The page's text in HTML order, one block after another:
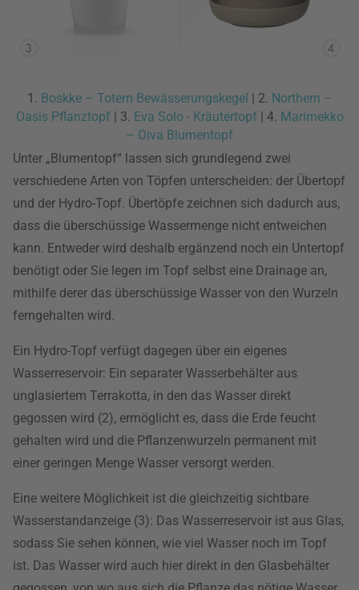
1. Boskke – Totem Bewässerungskegel | 2. Northern –
Oasis Pflanztopf| 3. Eva Solo - Kräutertopf| 4. Marimekko
– Oiva Blumentopf
Unter „Blumentopf“ lassen sich grundlegend zwei
verschiedene Arten von Töpfen unterscheiden: der Übertopf
und der Hydro-Topf. Übertöpfe zeichnen sich dadurch aus,
dass die überschüssige Wassermenge nicht entweichen
kann. Entweder wird deshalb ergänzend noch ein Untertopf
benötigt oder Sie legen im Topf selbst eine Drainage an,
mithilfe derer das überschüssige Wasser von den Wurzeln
ferngehalten wird.
Ein Hydro-Topf verfügt dagegen über ein eigenes
Wasserreservoir: Ein separater Wasserbehälter aus
unglasiertem Terrakotta, in den das Wasser direkt
gegossen wird (2), ermöglicht es, dass die Erde feucht
gehalten wird und die Pflanzenwurzeln permanent mit
einer geringen Menge Wasser versorgt werden.
Eine weitere Möglichkeit ist die gleichzeitig sichtbare
Wasserstandanzeige (3): Das Wasserreservoir ist aus Glas,
sodass Sie sehen können, wie viel Wasser noch im Topf
ist. Das Wasser wird auch hier direkt in den Glasbehälter